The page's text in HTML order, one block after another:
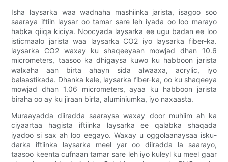
Isha laysarka waa wadnaha mashiinka jarista, isagoo soo
saaraya iftiin laysar oo tamar sare leh iyada oo loo marayo
habka qiiqa kiciya. Noocyada laysarka ee ugu badan ee loo
isticmaalo jarista waa laysarka CO2 iyo laysarka fiber-ka.
laysarka CO2 waxay ku shaqeeyaan mowjad dhan 10.6
micrometers, taasoo ka dhigaysa kuwo ku habboon jarista
walxaha aan birta ahayn sida alwaaxa, acrylic, iyo
balaastikada. Dhanka kale, laysarka fiber-ka, oo ku shaqeeya
mowjad dhan 1.06 micrometers, ayaa ku habboon jarista
biraha oo ay ku jiraan birta, aluminiumka, iyo naxaasta.
Muraayadda diiradda saaraysa waxay door muhiim ah ka
ciyaartaa hagista iftiinka laysarka ee qalabka shaqada
iyadoo si sax ah loo eegayo. Waxay u oggolaanaysaa isku-
darka iftiinka laysarka meel yar oo diiradda la saarayo,
taasoo keenta cufnaan tamar sare leh iyo kuleyl ku meel gaar